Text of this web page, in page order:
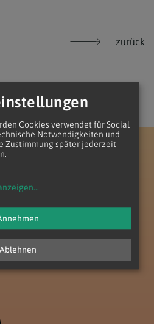
zurück
Vikariat Süd - Unter dem Wienerwald
der Seite
Cookies verwendet für Social
Notwendigkeiten und
Zustimmung später jederzeit
...
Ablehnen